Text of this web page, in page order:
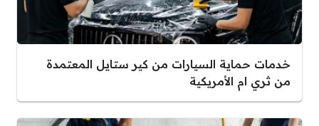
خدمات حماية السيارات من كير ستايل المعتمدة
من ثري ام الأمريكية